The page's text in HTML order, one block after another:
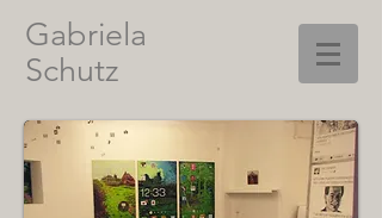
Gabriela
Schutz